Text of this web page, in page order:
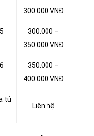
300.000 VNĐ
300.000 –
350.000 VNĐ
350.000 –
400.000 VNĐ
tủ
Liên hệ